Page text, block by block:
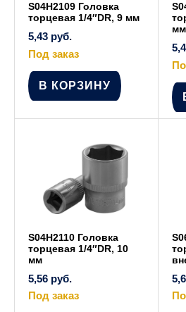
S04H2109 Головка
торцевая 1/4″DR, 9 мм
5,43 руб.
Под заказ
В КОРЗИНУ
мм
S04H2110 Головка
торцевая 1/4″DR, 10
мм
5,56 руб.
Под заказ